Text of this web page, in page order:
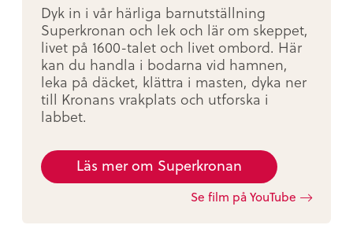
Dyk in i vår härliga barnutställning
Superkronan och lek och lär om skeppet,
livet på 1600-talet och livet ombord. Här
kan du handla i bodarna vid hamnen,
leka på däcket, klättra i masten, dyka ner
till Kronans vrakplats och utforska i
labbet.
Läs mer om Superkronan
Se film på YouTube